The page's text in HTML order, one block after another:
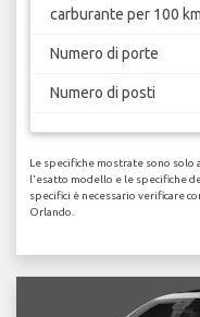
carburante per 100 km
Numero di porte
Numero di posti
Le specifiche mostrate sono
l'esatto modello e le specifiche
specifici è necessario verificare
Orlando.